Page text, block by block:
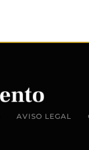
AVISO LEGAL